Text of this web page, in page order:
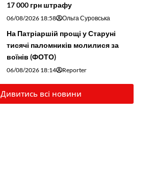
17 000 грн штрафу
06/08/2026 18:58 Ольга Суровська
На Патріаршій прощі у Старуні
тисячі паломників молилися за
воїнів (ФОТО)
06/08/2026 18:14 Reporter
Дивитись всі новини